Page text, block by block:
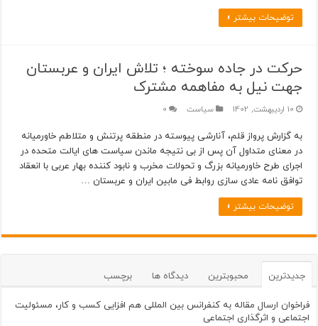
توضیحات بیشتر »
حرکت در جاده سوخته ؛ تلاش ایران و عربستان
جهت نیل به مفاهمه مشترک
10 اردیبهشت, 1402 سیاست 0
به گزارش پرواز قلم، آنارشی پیوسته در منطقه پرتنش و متلاطم خاورمیانه
در معنای متداول آن پس از بی نتیجه ماندن سیاست های ایالت متحده در
اجرای طرح خاورمیانه بزرگ و تحولات مخرب و نابود کننده بهار عربی با انعقاد
توافق نامه عادی سازی روابط فی مابین ایران و عربستان …
توضیحات بیشتر »
جدیدترین محبوبترین دیدگاه ها برچسب
فراخوان ارسال مقاله به کنفرانس بین المللی هم افزایی کسب و کار، مسئولیت
اجتماعی و اثرگذاری اجتماعی